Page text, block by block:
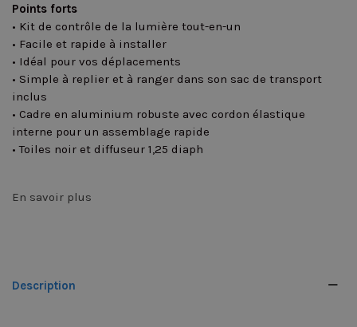
Points forts
• Kit de contrôle de la lumière tout-en-un
• Facile et rapide à installer
• Idéal pour vos déplacements
• Simple à replier et à ranger dans son sac de transport
inclus
• Cadre en aluminium robuste avec cordon élastique
interne pour un assemblage rapide
• Toiles noir et diffuseur 1,25 diaph
En savoir plus
Description